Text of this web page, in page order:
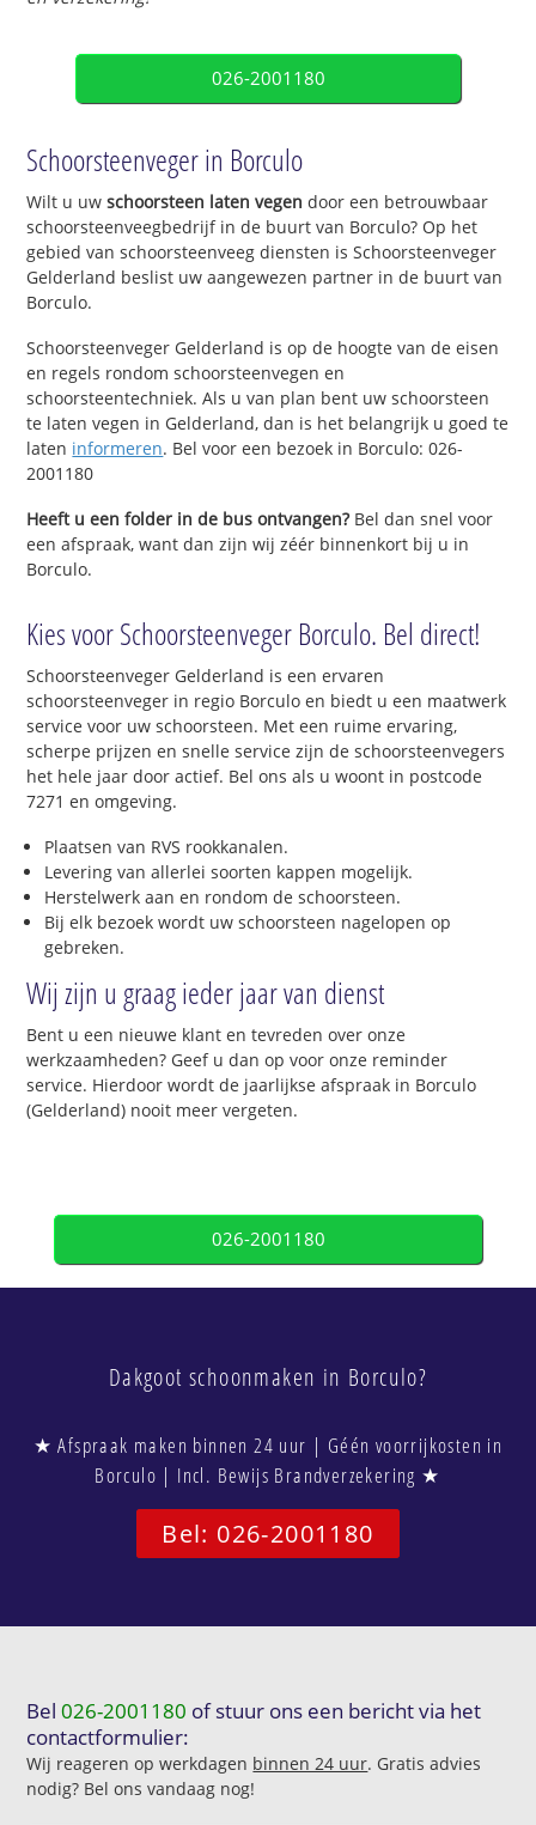
026-2001180
Schoorsteenveger in Borculo
Wilt u uwschoorsteen laten vegen door een betrouwbaar
schoorsteenveegbedrijf in de buurt van Borculo? Op het
gebied van schoorsteenveeg diensten is Schoorsteenveger
Gelderland beslist uw aangewezen partner in de buurt van
Borculo.
Schoorsteenveger Gelderland is op de hoogte van de eisen
en regels rondom schoorsteenvegen en
schoorsteentechniek. Als u van plan bent uw schoorsteen
te laten vegen in Gelderland, dan is het belangrijk u goed te
laten informeren. Bel voor een bezoek in Borculo: 026-
2001180
Heeft u een folder in de bus ontvangen?Bel dan snel voor
een afspraak, want dan zijn wij zéér binnenkort bij u in
Borculo.
Kies voor Schoorsteenveger Borculo. Bel direct!
Schoorsteenveger Gelderland is een ervaren
schoorsteenveger in regio Borculo en biedt u een maatwerk
service voor uw schoorsteen. Met een ruime ervaring,
scherpe prijzen en snelle service zijn de schoorsteenvegers
het hele jaar door actief. Bel ons als u woont in postcode
7271 en omgeving.
Plaatsen van RVS rookkanalen.
Levering van allerlei soorten kappen mogelijk.
Herstelwerk aan en rondom de schoorsteen.
Bij elk bezoek wordt uw schoorsteen nagelopen op
gebreken.
Wij zijn u graag ieder jaar van dienst
Bent u een nieuwe klant en tevreden over onze
werkzaamheden? Geef u dan op voor onze reminder
service. Hierdoor wordt de jaarlijkse afspraak in Borculo
(Gelderland) nooit meer vergeten.
026-2001180
Dakgoot schoonmaken in Borculo?
★ Afspraak maken binnen 24 uur | Géén voorrijkosten in
Borculo | Incl. Bewijs Brandverzekering ★
Bel: 026-2001180
Bel026-2001180 of stuur ons een bericht via het
contactformulier:
Wij reageren op werkdagen binnen 24 uur. Gratis advies
nodig? Bel ons vandaag nog!